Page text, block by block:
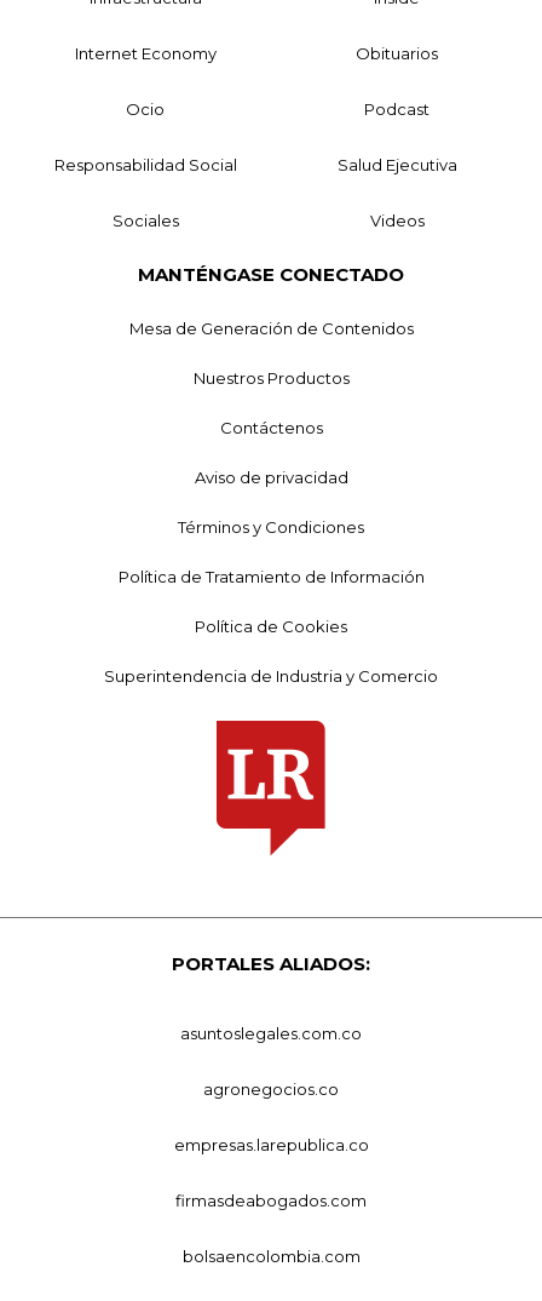
Internet Economy Obituarios
Ocio Podcast
Responsabilidad Social Salud Ejecutiva
Sociales Videos
MANTÉNGASE CONECTADO
Mesa de Generación de Contenidos
Nuestros Productos
Contáctenos
Aviso de privacidad
Términos y Condiciones
Política de Tratamiento de Información
Política de Cookies
Superintendencia de Industria y Comercio
PORTALES ALIADOS:
asuntoslegales.com.co
agronegocios.co
empresas.larepublica.co
firmasdeabogados.com
bolsaencolombia.com